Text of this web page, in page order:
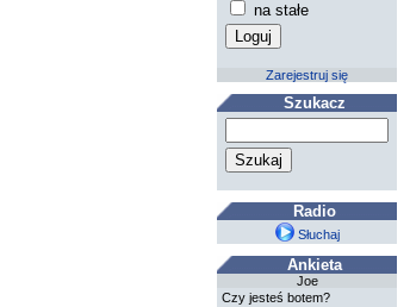
na stałe
Zarejestruj się
Szukacz
Radio
Słuchaj
Ankieta
Joe
Czy jesteś botem?